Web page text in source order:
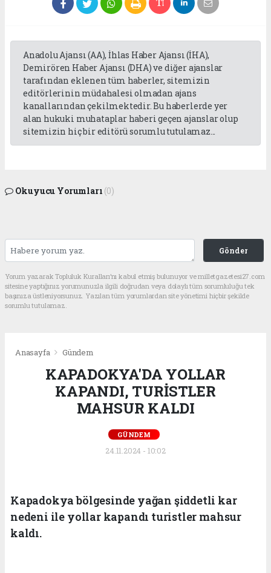
Anadolu Ajansı (AA), İhlas Haber Ajansı (İHA),
Demirören Haber Ajansı (DHA) ve diğer ajanslar
tarafından eklenen tüm haberler, sitemizin
editörlerinin müdahalesi olmadan ajans
kanallarından çekilmektedir. Bu haberlerde yer
alan hukuki muhataplar haberi geçen ajanslar olup
sitemizin hiç bir editörü sorumlu tutulamaz...
Okuyucu Yorumları (0)
Gönder
Yorum yazarak Topluluk Kuralları’nı kabul etmiş bulunuyor ve milletgazetesi27.com
sitesine yaptığınız yorumunuzla ilgili doğrudan veya dolaylı tüm sorumluluğu tek
başınıza üstleniyorsunuz. Yazılan tüm yorumlardan site yönetimi hiçbir şekilde
sorumlu tutulamaz.
Anasayfa Gündem
KAPADOKYA'DA YOLLAR
KAPANDI, TURİSTLER
MAHSUR KALDI
GÜNDEM
24.11.2024 - 10:02
Kapadokya bölgesinde yağan şiddetli kar
nedeni ile yollar kapandı turistler mahsur
kaldı.